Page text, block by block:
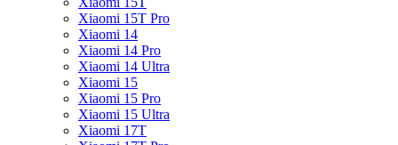
Xiaomi 15T Pro
Xiaomi 14
Xiaomi 14 Pro
Xiaomi 14 Ultra
Xiaomi 15
Xiaomi 15 Pro
Xiaomi 15 Ultra
Xiaomi 17T